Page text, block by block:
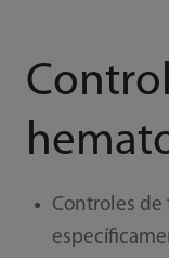
Controles de